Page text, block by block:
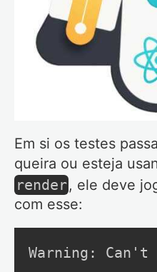
Em si os testes
queira ou esteja
render, ele deve
com esse:
Warning: